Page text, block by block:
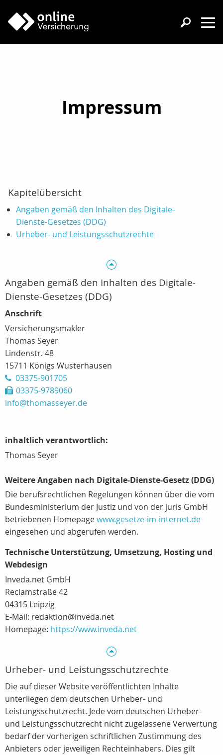
Impressum
Kapitelübersicht
Angaben gemäß den Inhalten des Digitale-
Dienste-Gesetzes (DDG)
Urheber- und Leistungsschutzrechte
Angaben gemäß den Inhalten des Digitale-
Dienste-Gesetzes (DDG)
Anschrift
Versicherungsmakler
Thomas Seyer
Lindenstr. 48
15711 Königs Wusterhausen
03375-901705
03375-9789060
info@thomasseyer.de
inhaltlich verantwortlich:
Thomas Seyer
Weitere Angaben nach Digitale-Dienste-Gesetz (DDG)
Die berufsrechtlichen Regelungen können über die vom
Bundesministerium der Justiz und von der juris GmbH
betriebenen Homepagewww.gesetze-im-internet.de
eingesehen und abgerufen werden.
Technische Unterstützung, Umsetzung, Hosting und
Webdesign
Inveda.net GmbH
Reclamstraße 42
04315 Leipzig
E-Mail: redaktion@inveda.net
Homepage: https://www.inveda.net
Urheber- und Leistungsschutzrechte
Die auf dieser Website veröffentlichten Inhalte
unterliegen dem deutschen Urheber- und
Leistungsschutzrecht. Jede vom deutschen Urheber-
und Leistungsschutzrecht nicht zugelassene Verwertung
bedarf der vorherigen schriftlichen Zustimmung des
Anbieters oder jeweiligen Rechteinhabers. Dies gilt